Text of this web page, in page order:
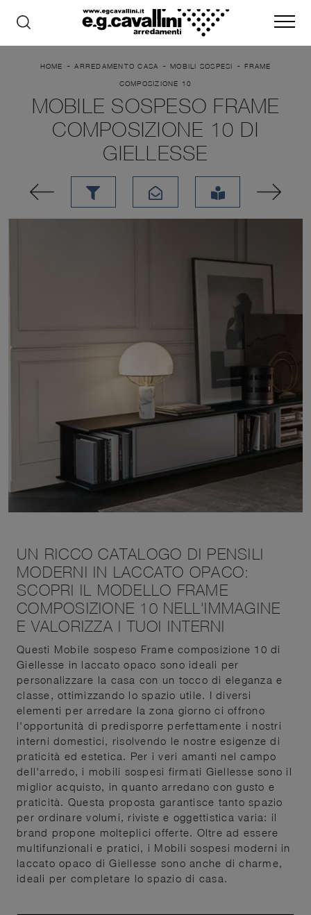
HOME -ARREDAMENTO CASA - MOBILI SOSPESI -FRAME
COMPOSIZIONE 10
MOBILE SOSPESO FRAME
COMPOSIZIONE 10 DI
GIELLESSE
UN RICCO CATALOGO DI PENSILI
MODERNI IN LACCATO OPACO:
SCOPRI IL MODELLO FRAME
COMPOSIZIONE 10 NELL'IMMAGINE
E VALORIZZA I TUOI INTERNI
Questi Mobile sospeso Frame composizione 10 di
Giellesse in laccato opaco sono ideali per
personalizzare la casa con un tocco di eleganza e
classe, ottimizzando lo spazio utile. I diversi
elementi per arredare la zona giorno ci offrono
l'opportunità di predisporre perfettamente i nostri
interni domestici, risolvendo le nostre esigenze di
praticità ed estetica. Per i veri amanti nel campo
dell'arredo, i mobili sospesi firmati Giellesse sono il
miglior acquisto, in quanto arredano con gusto e
praticità. Questa proposta garantisce tanto spazio
per ordinare volumi, riviste e oggettistica varia: il
brand propone molteplici offerte. Oltre ad essere
multifunzionali e pratici, i Mobili sospesi moderni in
laccato opaco di Giellesse sono anche di charme,
ideali per completare lo spazio di casa.